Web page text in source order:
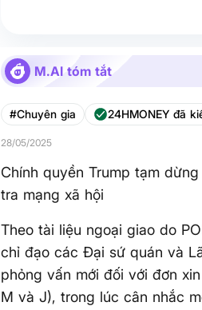
M.AI tóm tắt
#Chuyên gia 24HMONEY đã
28/05/2025
Chính quyền Trump tạm
tra mạng xã hội
Theo tài liệu ngoại giao do
chỉ đạo các Đại sứ quán và
phỏng vấn mới đối với đơn
M và J), trong lúc cân nhắc